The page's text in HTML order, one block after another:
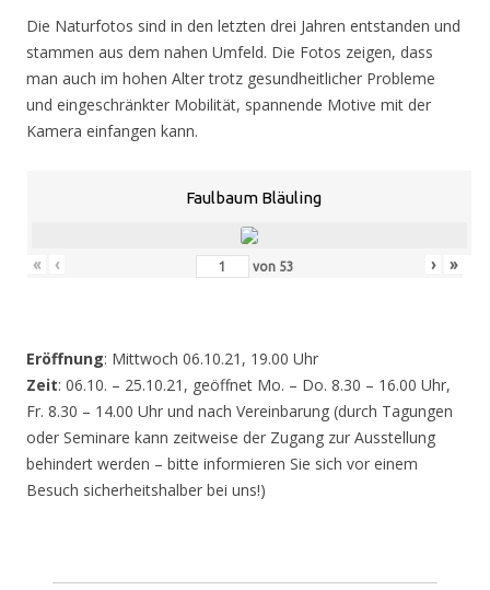
Die Naturfotos sind in den letzten drei Jahren entstanden und
stammen aus dem nahen Umfeld. Die Fotos zeigen, dass
man auch im hohen Alter trotz gesundheitlicher Probleme
und eingeschränkter Mobilität, spannende Motive mit der
Kamera einfangen kann.
Faulbaum Bläuling
« ‹ von 53 › »
Eröffnung: Mittwoch 06.10.21, 19.00 Uhr
Zeit: 06.10. – 25.10.21, geöffnet Mo. – Do. 8.30 – 16.00 Uhr,
Fr. 8.30 – 14.00 Uhr und nach Vereinbarung (durch Tagungen
oder Seminare kann zeitweise der Zugang zur Ausstellung
behindert werden – bitte informieren Sie sich vor einem
Besuch sicherheitshalber bei uns!)